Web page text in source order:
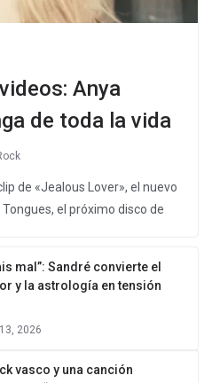
Anya
de toda la vida
de «Jealous Lover», el nuevo
el próximo disco de
mal”: Sandré convierte el
y la astrología en tensión
2026
vasco y una canción